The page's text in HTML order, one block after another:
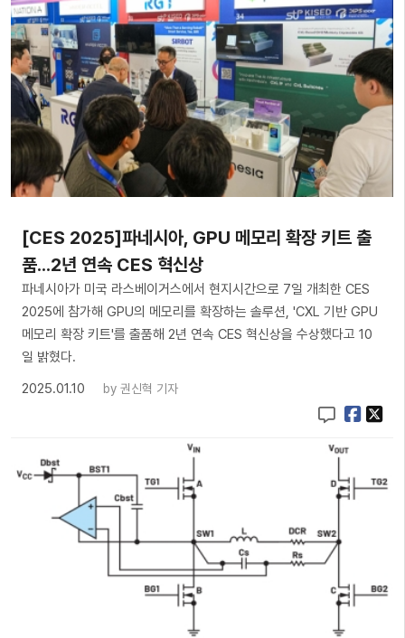
[CES 2025]파네시아, GPU 메모리 확장 키트 출
품...2년 연속 CES 혁신상
파네시아가 미국 라스베이거스에서 현지시간으로 7일 개최한 CES
2025에 참가해 GPU의 메모리를 확장하는 솔루션, 'CXL 기반 GPU
메모리 확장 키트'를 출품해 2년 연속 CES 혁신상을 수상했다고 10
일 밝혔다.
2025.01.10
by 권신혁 기자